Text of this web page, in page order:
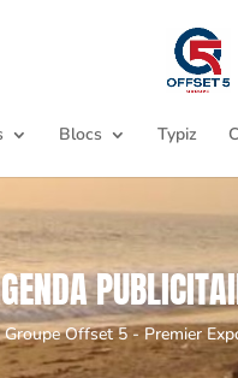
Blocs Typiz
Groupe Offset 5 - Premier